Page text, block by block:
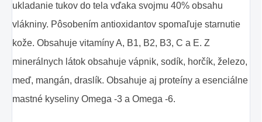
ukladanie tukov do tela vďaka svojmu 40% obsahu
vlákniny. Pôsobením antioxidantov spomaľuje starnutie
kože. Obsahuje vitamíny A, B1, B2, B3, C a E. Z
minerálnych látok obsahuje vápnik, sodík, horčík, železo,
meď, mangán, draslík. Obsahuje aj proteíny a esenciálne
mastné kyseliny Omega -3 a Omega -6.